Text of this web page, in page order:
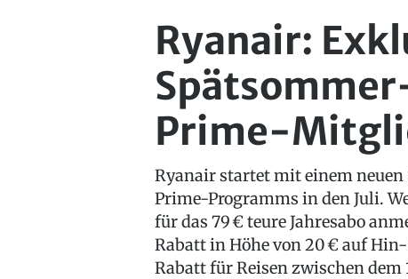
Ryanair:
Prime-
Ryanair startet mit einem
Prime-Programms in den Juli.
für das 79 € teure Jahresabo
Rabatt in Höhe von 20 € auf
Rabatt für Reisen zwischen dem